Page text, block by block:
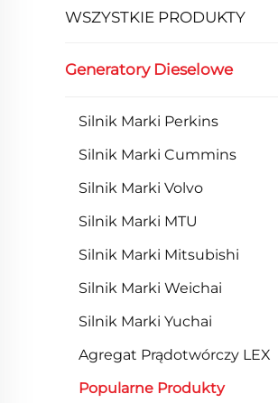
WSZYSTKIE PRODUKTY
Generatory Dieselowe
Silnik Marki Perkins
Silnik Marki Cummins
Silnik Marki Volvo
Silnik Marki MTU
Silnik Marki Mitsubishi
Silnik Marki Weichai
Silnik Marki Yuchai
Agregat Prądotwórczy LEX
Popularne Produkty